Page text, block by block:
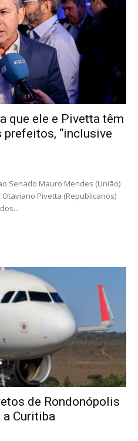
que ele e Pivetta têm
“inclusive
Senado Mauro Mendes (União)
Pivetta (Republicanos)
de Rondonópolis
a Curitiba